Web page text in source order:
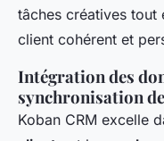
tâches créatives tout
client cohérent et
Intégration des
synchronisation
Koban CRM excelle